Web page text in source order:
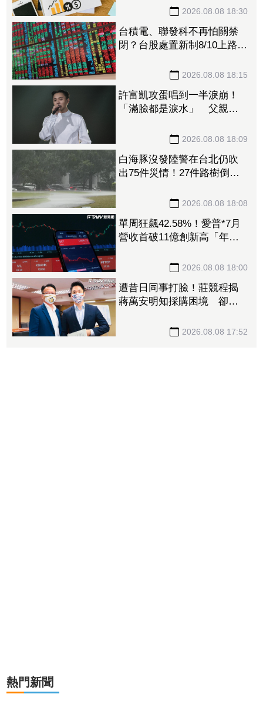
被抽回2億元
2026.08.08 18:30
台積電、聯發科不再怕關禁
閉？台股處置新制8/10上路！
2026.08.08 18:15
許富凱攻蛋唱到一半淚崩！
「滿臉都是淚水」 父親節
2026.08.08 18:09
白海豚沒發陸警在台北仍吹
出75件災情！27件路樹倒
2026.08.08 18:08
單周狂飆42.58%！愛普*7月
營收首破11億創新高「年增
2026.08.08 18:00
遭昔日同事打臉！莊競程揭
蔣萬安明知採購困境 卻仍
2026.08.08 17:52
熱門新聞